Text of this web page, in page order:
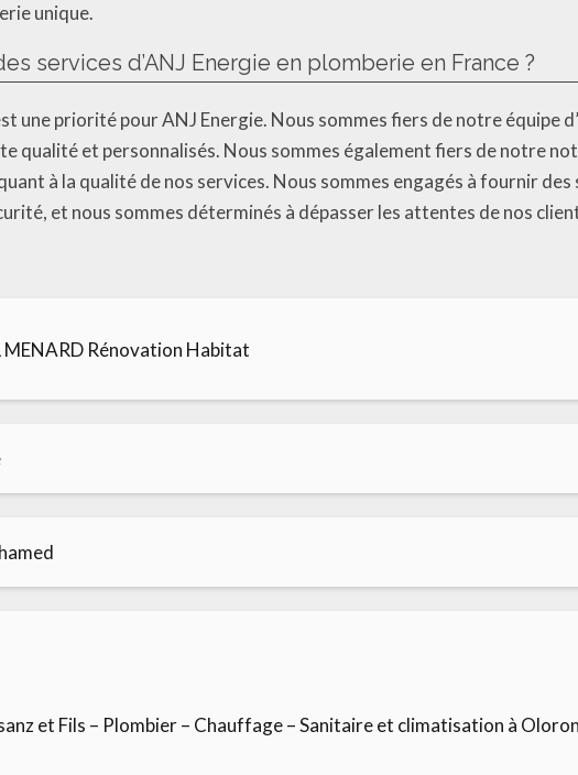
unique.
services d’ANJ Energie en plomberie en France ?
une priorité pour ANJ Energie. Nous sommes fiers de notre équipe
qualité et personnalisés. Nous sommes également fiers de notre
à la qualité de nos services. Nous sommes engagés à fournir
et nous sommes déterminés à dépasser les attentes de nos
MENARD Rénovation Habitat
et Fils – Plombier – Chauffage – Sanitaire et climatisation à